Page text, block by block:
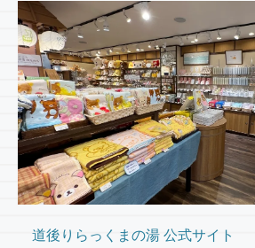
道後りらっくまの湯 公式サイト